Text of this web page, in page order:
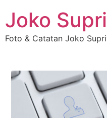
Joko
Foto & Catatan Joko